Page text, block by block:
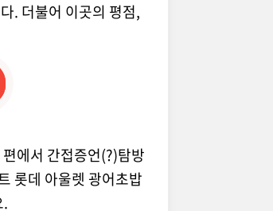
. 더불어 이곳의 평점,
에서 간접증언(?)탐방
롯데 아울렛 광어초밥
.